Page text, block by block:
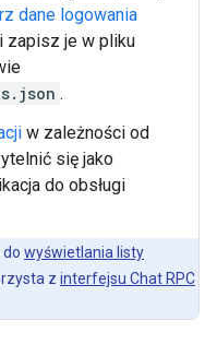
dane logowania
i zapisz je w pliku
.
w zależności od
się jako
do obsługi
do wyświetlania listy
z interfejsu Chat RPC